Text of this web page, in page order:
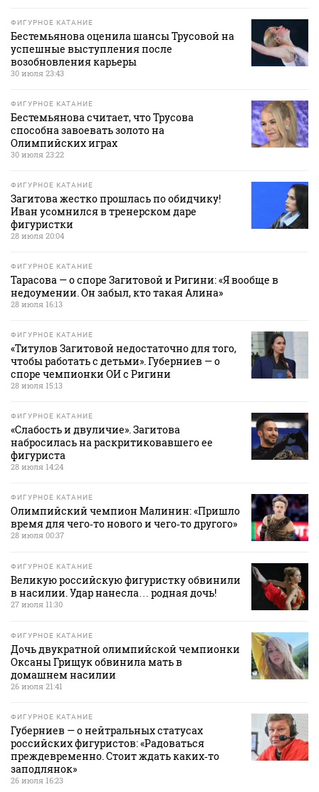
ФИГУРНОЕ КАТАНИЕ
Бестемьянова оценила шансы Трусовой на
успешные выступления после
возобновления карьеры
30 июля 23:43
ФИГУРНОЕ КАТАНИЕ
Бестемьянова считает, что Трусова
способна завоевать золото на
Олимпийских играх
30 июля 23:22
ФИГУРНОЕ КАТАНИЕ
Загитова жестко прошлась по обидчику!
Иван усомнился в тренерском даре
фигуристки
28 июля 20:04
ФИГУРНОЕ КАТАНИЕ
Тарасова — о споре Загитовой и Ригини: «Я вообще в
недоумении. Он забыл, кто такая Алина»
28 июля 16:13
ФИГУРНОЕ КАТАНИЕ
«Титулов Загитовой недостаточно для того,
чтобы работать с детьми». Губерниев — о
споре чемпионки ОИ с Ригини
28 июля 15:13
ФИГУРНОЕ КАТАНИЕ
«Слабость и двуличие». Загитова
набросилась на раскритиковавшего ее
фигуриста
28 июля 14:24
ФИГУРНОЕ КАТАНИЕ
Олимпийский чемпион Малинин: «Пришло
время для чего‑то нового и чего‑то другого»
28 июля 00:37
ФИГУРНОЕ КАТАНИЕ
Великую российскую фигуристку обвинили
в насилии. Удар нанесла… родная дочь!
27 июля 11:30
ФИГУРНОЕ КАТАНИЕ
Дочь двукратной олимпийской чемпионки
Оксаны Грищук обвинила мать в
домашнем насилии
26 июля 21:41
ФИГУРНОЕ КАТАНИЕ
Губерниев — о нейтральных статусах
российских фигуристов: «Радоваться
преждевременно. Стоит ждать каких‑то
заподлянок»
26 июля 16:23